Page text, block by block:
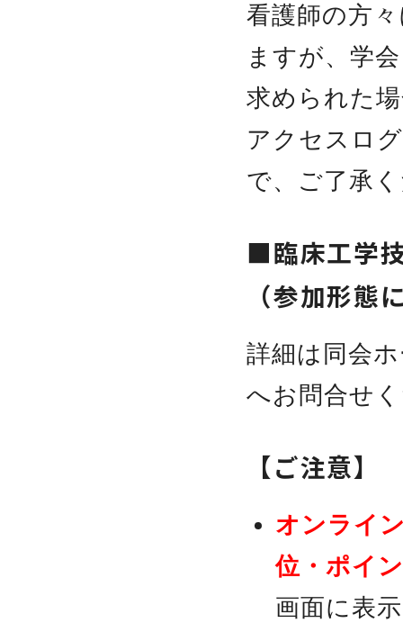
看護師の方
ますが、学
求められた
アクセスロ
で、ご了承
■臨床工学
（参加形態
詳細は同会
へお問合せ
【ご注意】
オンライ
位・ポイ
画面に表